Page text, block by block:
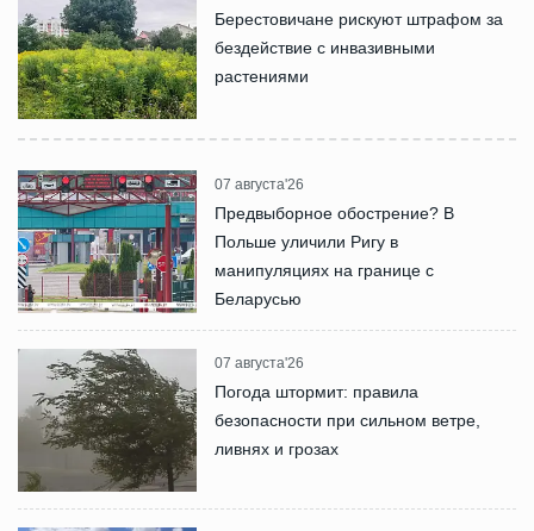
Берестовичане рискуют штрафом за
бездействие с инвазивными
растениями
07 августа'26
Предвыборное обострение? В
Польше уличили Ригу в
манипуляциях на границе с
Беларусью
07 августа'26
Погода штормит: правила
безопасности при сильном ветре,
ливнях и грозах